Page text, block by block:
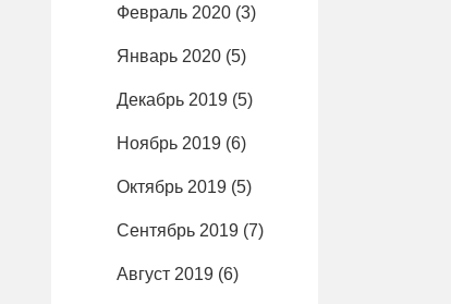
Февраль 2020 (3)
Январь 2020 (5)
Декабрь 2019 (5)
Ноябрь 2019 (6)
Октябрь 2019 (5)
Сентябрь 2019 (7)
Август 2019 (6)